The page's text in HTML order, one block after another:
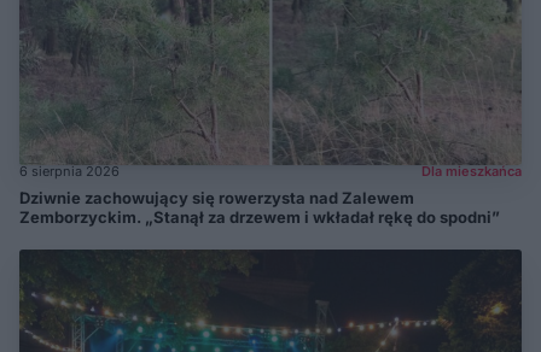
6 sierpnia 2026 Dla mieszkańca
Dziwnie zachowujący się rowerzysta nad Zalewem
Zemborzyckim. „Stanął za drzewem i wkładał rękę do spodni”